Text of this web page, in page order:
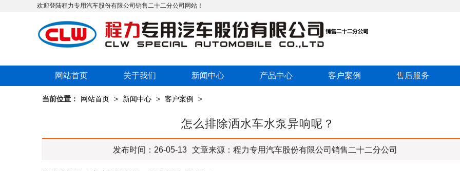
欢迎登陆程力专用汽车股份有限公司销售二十二分公司网站！
网站首页 关于我们 新闻中心 产品中心 客户案例 售后服务
当前位置： 网站首页 > 新闻中心 > 客户案例 >
怎么排除洒水车水泵异响呢？
发布时间：26-05-13 文章来源：程力专用汽车股份有限公司销售二十二分公司